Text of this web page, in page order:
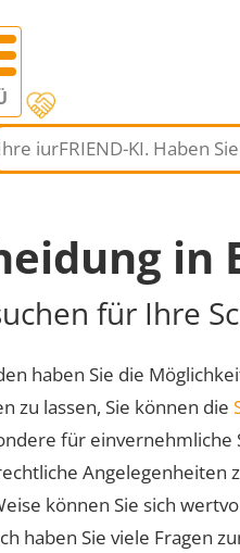
in
für Ihre
haben Sie die
zu lassen, Sie können die
für einvernehmliche
Angelegenheiten
können Sie sich
haben Sie viele Fragen